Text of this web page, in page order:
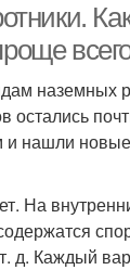
наземных
и нашли
На
д. Каждый